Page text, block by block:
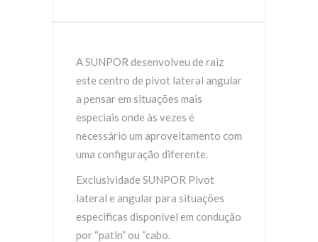
A SUNPOR desenvolveu de raiz
este centro de pivot lateral angular
a pensar em situações mais
especiais onde às vezes é
necessário um aproveitamento com
uma configuração diferente.
Exclusividade SUNPOR Pivot
lateral e angular para situações
especificas disponível em condução
por “patin” ou “cabo.